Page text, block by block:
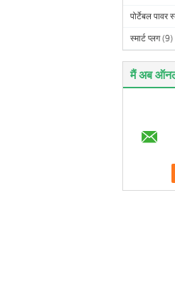
पोर्टेबल पावर
स्मार्ट प्लग (9)
मैं अब